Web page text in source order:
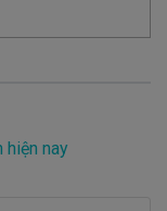
hiện nay